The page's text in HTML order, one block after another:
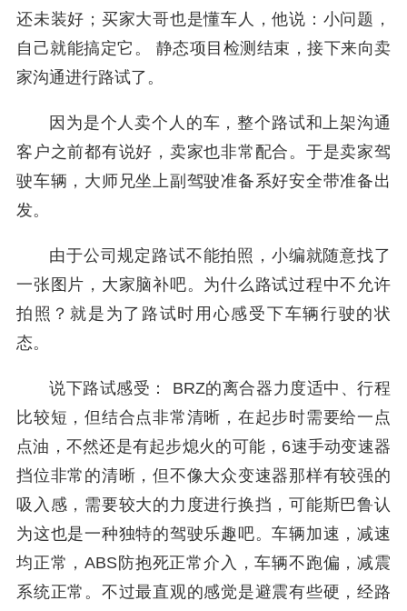
还未装好；买家大哥也是懂车人，他说：小问题，
自己就能搞定它。 静态项目检测结束，接下来向卖
家沟通进行路试了。
因为是个人卖个人的车，整个路试和上架沟通
客户之前都有说好，卖家也非常配合。于是卖家驾
驶车辆，大师兄坐上副驾驶准备系好安全带准备出
发。
由于公司规定路试不能拍照，小编就随意找了
一张图片，大家脑补吧。为什么路试过程中不允许
拍照？就是为了路试时用心感受下车辆行驶的状
态。
说下路试感受： BRZ的离合器力度适中、行程
比较短，但结合点非常清晰，在起步时需要给一点
点油，不然还是有起步熄火的可能，6速手动变速器
挡位非常的清晰，但不像大众变速器那样有较强的
吸入感，需要较大的力度进行换挡，可能斯巴鲁认
为这也是一种独特的驾驶乐趣吧。车辆加速，减速
均正常，ABS防抱死正常介入，车辆不跑偏，减震
系统正常。不过最直观的感觉是避震有些硬，经路